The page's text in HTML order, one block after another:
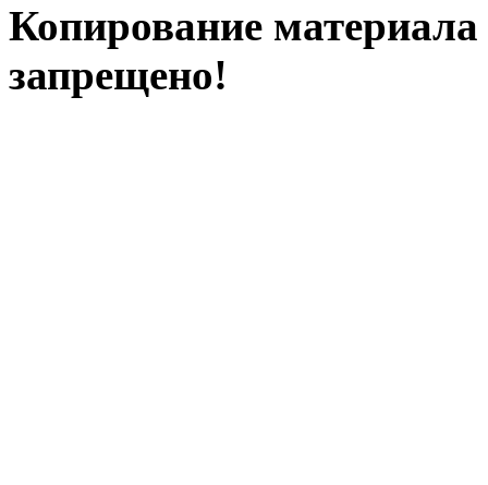
Копирование материала
запрещено!